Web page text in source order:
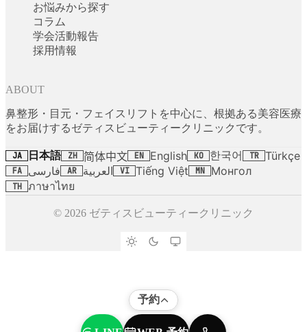
お悩みから探す
コラム
学会活動報告
採用情報
ABOUT
鼻整形・目元・フェイスリフトを中心に、根拠ある美容医療
をお届けするゼティスビューティークリニックです。
JA 日本語 ZH 简体中文 EN English KO 한국어 TR Türkçe
FA فارسی AR العربية VI Tiếng Việt MN Монгол
TH ภาษาไทย
© 2026 ゼティスビューティークリニック
予約